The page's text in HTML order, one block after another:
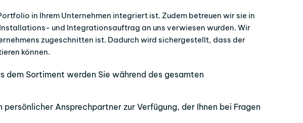
in Ihrem Unternehmen integriert ist. Zudem betreuen wir sie in
und Integrationsauftrag an uns verwiesen wurden. Wir
zugeschnitten ist. Dadurch wird sichergestellt, dass der
können.
dem Sortiment werden Sie während des gesamten
Ansprechpartner zur Verfügung, der Ihnen bei Fragen